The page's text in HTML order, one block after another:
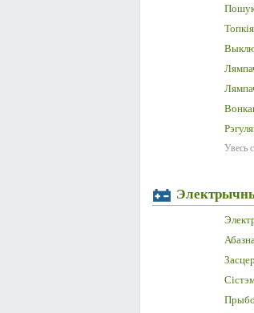
Пошук
Увесь